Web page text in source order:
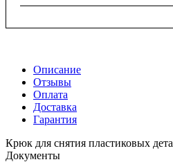
Описание
Отзывы
Оплата
Доставка
Гарантия
Крюк для снятия пластиковых
Документы